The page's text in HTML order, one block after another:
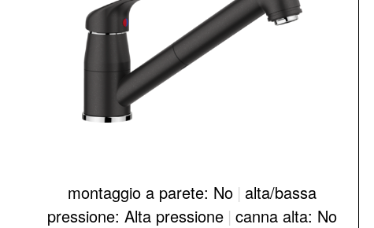
montaggio a parete: No | alta/bassa
pressione: Alta pressione | canna alta: No